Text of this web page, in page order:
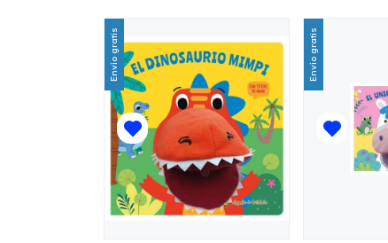
Envío gratis Envío gratis